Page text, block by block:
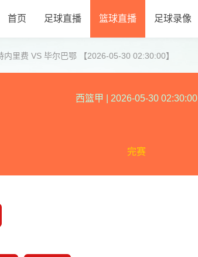
首页 足球直播 篮球直播 足球录像
内里费 VS 毕尔巴鄂 【2026-05-30 02:30:00】
西篮甲 2026-05-30 02:30:00
完赛